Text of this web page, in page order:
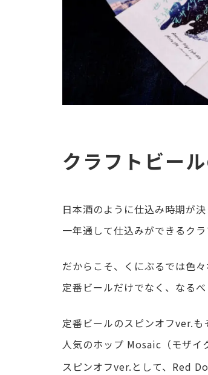
クラフトビー
日本酒のように仕込み時期が
一年通して仕込みができるクラ
だからこそ、くにぶるでは色々
定番ビールだけでなく、なる
定番ビールのスピンオフver.も
人気のホップ Mosaic（モザイ
スピンオフver.として、Red